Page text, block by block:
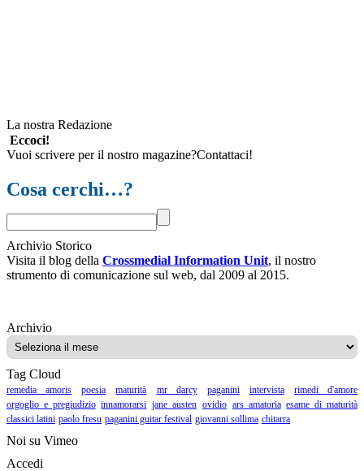
La nostra Redazione
Eccoci!
Vuoi scrivere per il nostro magazine?Contattaci!
Cosa cerchi…?
Archivio Storico
Visita il blog della Crossmedial Information Unit, il nostro
strumento di comunicazione sul web, dal 2009 al 2015.
ArchivioArchivio
Tag Cloud
remedia amoris poesia maturità mr darcy paganini intervista
rimedi d'amore
orgoglio e pregiudizio innamorarsi jane austen ovidio ars amatoria esame di maturità
classici latini paolo fresu paganini guitar festival giovanni sollima chitarra
Noi su Vimeo
Accedi